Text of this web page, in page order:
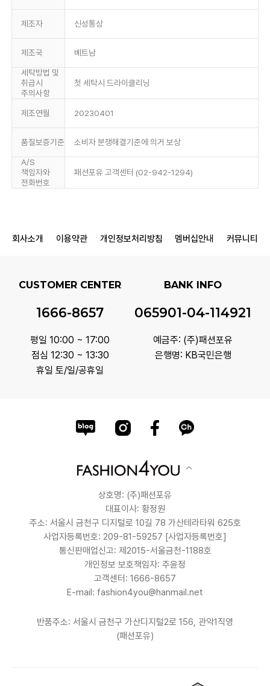
제조자 신성통상
제조국 베트남
세탁방법 및
취급시
주의사항
첫 세탁시 드라이클리닝
제조연월 20230401
품질보증기준 소비자 분쟁해결기준에 의거 보상
A/S
책임자와
전화번호
패션포유 고객센터 (02-942-1294)
회사소개 이용약관 개인정보처리방침 멤버십안내 커뮤니티
CUSTOMER CENTER
1666-8657
평일 10:00 ~ 17:00
점심 12:30 ~ 13:30
휴일 토/일/공휴일
BANK INFO
065901-04-114921
예금주: (주)패션포유
은행명: KB국민은행
상호명: (주)패션포유
대표이사: 황정원
주소: 서울시 금천구 디지털로 10길 78 가산테라타워 625호
사업자등록번호: 209-81-59257 [사업자등록번호]
통신판매업신고: 제2015-서울금천-1188호
개인정보 보호책임자: 주윤정
고객센터: 1666-8657
E-mail: fashion4you@hanmail.net
반품주소: 서울시 금천구 가산디지털2로 156, 관악1직영
(패션포유)